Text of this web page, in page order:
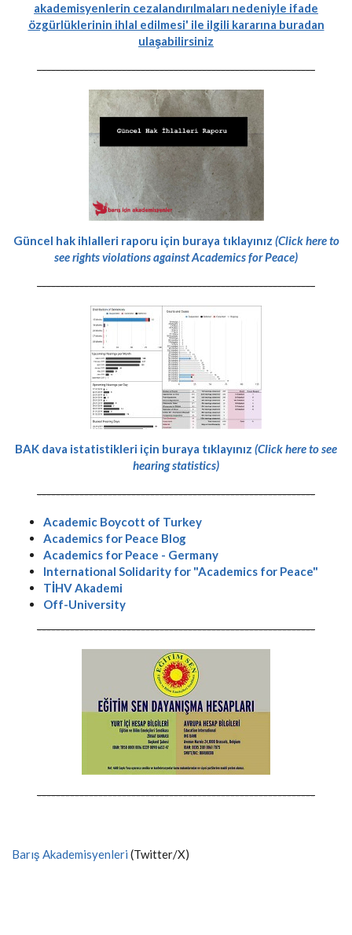
akademisyenlerin cezalandırılmaları nedeniyle ifade
özgürlüklerinin ihlal edilmesi' ile ilgili kararına buradan
ulaşabilirsiniz
-----------------------------------------------------------
Güncel hak ihlalleri raporu için buraya tıklayınız (Click here to
see rights violations against Academics for Peace)
-----------------------------------------------------------
BAK dava istatistikleri için buraya tıklayınız (Click here to see
hearing statistics)
-----------------------------------------------------------
Academic Boycott of Turkey
Academics for Peace Blog
Academics for Peace - Germany
International Solidarity for "Academics for Peace"
TİHV Akademi
Off-University
-----------------------------------------------------------
-----------------------------------------------------------
Barış Akademisyenleri (Twitter/X)